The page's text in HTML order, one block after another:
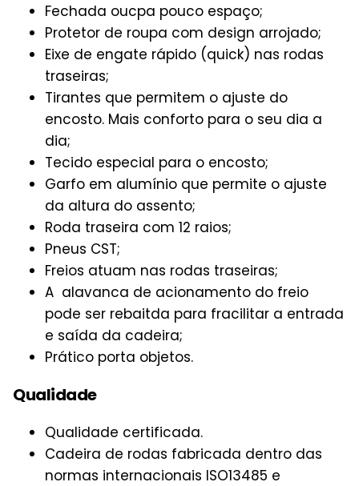
Fechada oucpa pouco espaço;
Protetor de roupa com design arrojado;
Eixe de engate rápido (quick) nas rodas
traseiras;
Tirantes que permitem o ajuste do
encosto. Mais conforto para o seu dia a
dia;
Tecido especial para o encosto;
Garfo em alumínio que permite o ajuste
da altura do assento;
Roda traseira com 12 raios;
Pneus CST;
Freios atuam nas rodas traseiras;
A alavanca de acionamento do freio
pode ser rebaitda para fracilitar a entrada
e saída da cadeira;
Prático porta objetos.
Qualidade
Qualidade certificada.
Cadeira de rodas fabricada dentro das
normas internacionais ISO13485 e